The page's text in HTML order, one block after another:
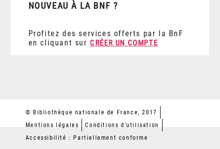
NOUVEAU À LA BNF ?
Profitez des services offerts par la BnF
en cliquant sur CRÉER UN COMPTE
© Bibliothèque nationale de France, 2017
Mentions légales
Conditions d'utilisation
Accessibilité : Partiellement conforme